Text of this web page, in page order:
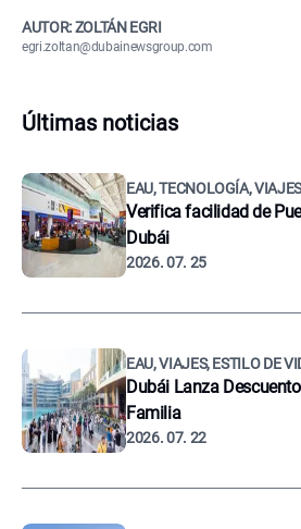
AUTOR: ZOLTÁN EGRI
egri.zoltan@dubainewsgroup.com
Últimas noticias
EAU, TECNOLOGÍA,
Verifica facilidad de
Dubái
2026. 07. 25
EAU, VIAJES, ESTILO DE
Dubái Lanza
Familia
2026. 07. 22